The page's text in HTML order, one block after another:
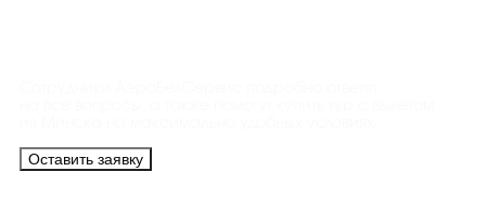
Оставить заявку